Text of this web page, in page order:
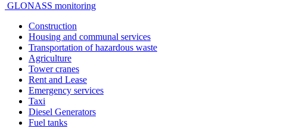
GLONASS monitoring
Construction
Housing and communal services
Transportation of hazardous waste
Agriculture
Tower cranes
Rent and Lease
Emergency services
Taxi
Diesel Generators
Fuel tanks